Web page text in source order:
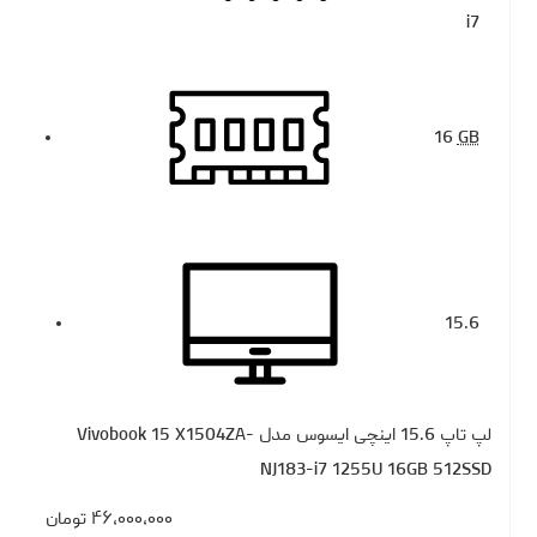
i7
16GB
15.6
لپ تاپ 15.6 اینچی ایسوس مدل Vivobook 15 X1504ZA-
NJ183-i7 1255U 16GB 512SSD
۴۶،۰۰۰،۰۰۰ تومان